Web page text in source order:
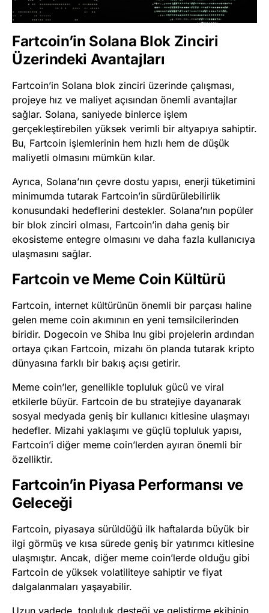
Fartcoin’in Solana Blok Zinciri
Üzerindeki Avantajları
Fartcoin’in Solana blok zinciri üzerinde çalışması,
projeye hız ve maliyet açısından önemli avantajlar
sağlar. Solana, saniyede binlerce işlem
gerçekleştirebilen yüksek verimli bir altyapıya sahiptir.
Bu, Fartcoin işlemlerinin hem hızlı hem de düşük
maliyetli olmasını mümkün kılar.
Ayrıca, Solana’nın çevre dostu yapısı, enerji tüketimini
minimumda tutarak Fartcoin’in sürdürülebilirlik
konusundaki hedeflerini destekler. Solana’nın popüler
bir blok zinciri olması, Fartcoin’in daha geniş bir
ekosisteme entegre olmasını ve daha fazla kullanıcıya
ulaşmasını sağlar.
Fartcoin ve Meme Coin Kültürü
Fartcoin, internet kültürünün önemli bir parçası haline
gelen meme coin akımının en yeni temsilcilerinden
biridir. Dogecoin ve Shiba Inu gibi projelerin ardından
ortaya çıkan Fartcoin, mizahı ön planda tutarak kripto
dünyasına farklı bir bakış açısı getirir.
Meme coin’ler, genellikle topluluk gücü ve viral
etkilerle büyür. Fartcoin de bu stratejiye dayanarak
sosyal medyada geniş bir kullanıcı kitlesine ulaşmayı
hedefler. Mizahi yaklaşımı ve güçlü topluluk yapısı,
Fartcoin’i diğer meme coin’lerden ayıran önemli bir
özelliktir.
Fartcoin’in Piyasa Performansı ve
Geleceği
Fartcoin, piyasaya sürüldüğü ilk haftalarda büyük bir
ilgi görmüş ve kısa sürede geniş bir yatırımcı kitlesine
ulaşmıştır. Ancak, diğer meme coin’lerde olduğu gibi
Fartcoin de yüksek volatiliteye sahiptir ve fiyat
dalgalanmaları yaşayabilir.
Uzun vadede, topluluk desteği ve geliştirme ekibinin